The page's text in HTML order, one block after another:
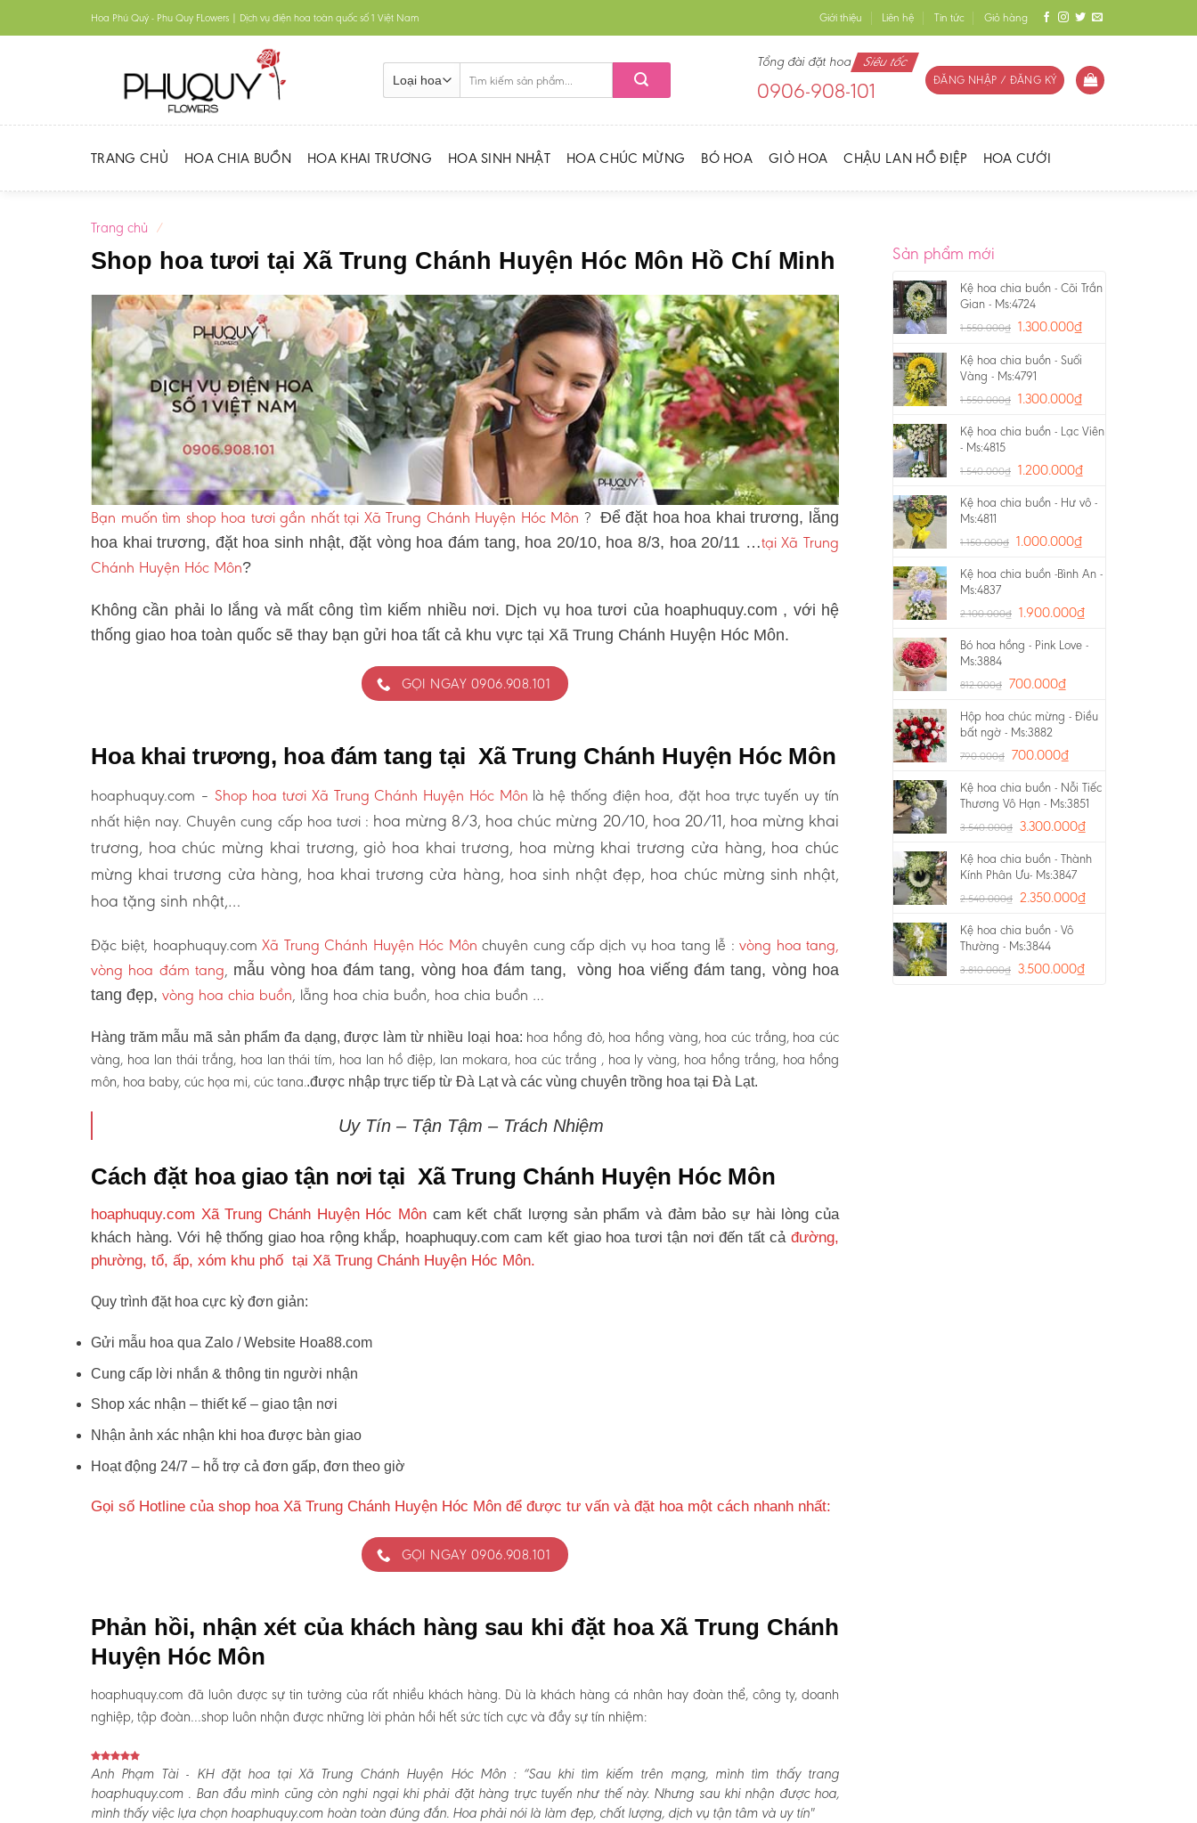
to
Hoa Phú Quý - Phu Quy FLowers | Dịch vụ điện hoa toàn quốc số 1 Việt Nam Giới thiệu Liên hệ Tin tức Giỏ hàng
kiếm:
Tổng đài đặt hoa Siêu tốc
0906-908-101 ĐĂNG NHẬP / ĐĂNG KÝ
TRANG CHỦ HOA CHIA BUỒN HOA KHAI TRƯƠNG HOA SINH NHẬT HOA CHÚC MỪNG BÓ HOA GIỎ HOA CHẬU LAN HỒ ĐIỆP HOA CƯỚI
Trang chủ /
Shop hoa tươi tại Xã Trung Chánh Huyện Hóc Môn Hồ Chí Minh
Bạn muốn tìm shop hoa tươi gần nhất tại Xã Trung Chánh Huyện Hóc Môn ?Để đặt hoa hoa khai trương, lẵng
hoa khai trương, đặt hoa sinh nhật, đặt vòng hoa đám tang, hoa 20/10, hoa 8/3, hoa 20/11 …tại Xã Trung
Chánh Huyện Hóc Môn?
Không cần phải lo lắng và mất công tìm kiếm nhiều nơi. Dịch vụ hoa tươi của hoaphuquy.com , với hệ
thống giao hoa toàn quốc sẽ thay bạn gửi hoa tất cả khu vực tại Xã Trung Chánh Huyện Hóc Môn.
GỌI NGAY 0906.908.101
Hoa khai trương, hoa đám tang tại Xã Trung Chánh Huyện Hóc Môn
hoaphuquy.com – Shop hoa tươi Xã Trung Chánh Huyện Hóc Môn là hệ thống điện hoa, đặt hoa trực tuyến uy tín
nhất hiện nay. Chuyên cung cấp hoa tươi : hoa mừng 8/3, hoa chúc mừng 20/10, hoa 20/11, hoa mừng khai
trương, hoa chúc mừng khai trương, giỏ hoa khai trương, hoa mừng khai trương cửa hàng, hoa chúc
mừng khai trương cửa hàng, hoa khai trương cửa hàng, hoa sinh nhật đẹp, hoa chúc mừng sinh nhật,
hoa tặng sinh nhật,…
Đặc biệt, hoaphuquy.com Xã Trung Chánh Huyện Hóc Môn chuyên cung cấp dịch vụ hoa tang lễ :vòng hoa tang,
vòng hoa đám tang, mẫu vòng hoa đám tang, vòng hoa đám tang, vòng hoa viếng đám tang, vòng hoa
tang đẹp, vòng hoa chia buồn, lẵng hoa chia buồn, hoa chia buồn …
Hàng trăm mẫu mã sản phẩm đa dạng, được làm từ nhiều loại hoa: hoa hồng đỏ, hoa hồng vàng, hoa cúc trắng, hoa cúc
vàng, hoa lan thái trắng, hoa lan thái tím, hoa lan hồ điệp, lan mokara, hoa cúc trắng , hoa ly vàng, hoa hồng trắng, hoa hồng
môn, hoa baby, cúc họa mi, cúc tana..được nhập trực tiếp từ Đà Lạt và các vùng chuyên trồng hoa tại Đà Lạt.
Uy Tín – Tận Tậm – Trách Nhiệm
Cách đặt hoa giao tận nơi tại Xã Trung Chánh Huyện Hóc Môn
hoaphuquy.com Xã Trung Chánh Huyện Hóc Môn cam kết chất lượng sản phẩm và đảm bảo sự hài lòng của
khách hàng. Với hệ thống giao hoa rộng khắp, hoaphuquy.com cam kết giao hoa tươi tận nơi đến tất cả đường,
phường, tổ, ấp, xóm khu phố tại Xã Trung Chánh Huyện Hóc Môn.
Quy trình đặt hoa cực kỳ đơn giản:
Gửi mẫu hoa qua Zalo / Website Hoa88.com
Cung cấp lời nhắn & thông tin người nhận
Shop xác nhận – thiết kế – giao tận nơi
Nhận ảnh xác nhận khi hoa được bàn giao
Hoạt động 24/7 – hỗ trợ cả đơn gấp, đơn theo giờ
Gọi số Hotline của shop hoa Xã Trung Chánh Huyện Hóc Môn để được tư vấn và đặt hoa một cách nhanh nhất:
GỌI NGAY 0906.908.101
Phản hồi, nhận xét của khách hàng sau khi đặt hoa Xã Trung Chánh
Huyện Hóc Môn
hoaphuquy.com đã luôn được sự tin tưởng của rất nhiều khách hàng. Dù là khách hàng cá nhân hay đoàn thể, công ty, doanh
nghiệp, tập đoàn…shop luôn nhận được những lời phản hồi hết sức tích cực và đầy sự tín nhiệm:
Anh Phạm Tài - KH đặt hoa tại Xã Trung Chánh Huyện Hóc Môn :“Sau khi tìm kiếm trên mạng, mình tìm thấy trang
hoaphuquy.com . Ban đầu mình cũng còn nghi ngại khi phải đặt hàng trực tuyến như thế này. Nhưng sau khi nhận được hoa,
mình thấy việc lựa chọn hoaphuquy.com hoàn toàn đúng đắn. Hoa phải nói là làm đẹp, chất lượng, dịch vụ tận tâm và uy tín"
Sản phẩm mới
Kệ hoa chia buồn - Cõi Trần
Gian - Ms:4724
1.550.000₫ 1.300.000₫
Kệ hoa chia buồn - Suối
Vàng - Ms:4791
1.550.000₫ 1.300.000₫
Kệ hoa chia buồn - Lạc Viên
- Ms:4815
1.540.000₫ 1.200.000₫
Kệ hoa chia buồn - Hư vô -
Ms:4811
1.150.000₫ 1.000.000₫
Kệ hoa chia buồn -Bình An -
Ms:4837
2.100.000₫ 1.900.000₫
Bó hoa hồng - Pink Love -
Ms:3884
812.000₫ 700.000₫
Hộp hoa chúc mừng - Điều
bất ngờ - Ms:3882
790.000₫ 700.000₫
Kệ hoa chia buồn - Nỗi Tiếc
Thương Vô Hạn - Ms:3851
3.540.000₫ 3.300.000₫
Kệ hoa chia buồn - Thành
Kính Phân Ưu- Ms:3847
2.540.000₫ 2.350.000₫
Kệ hoa chia buồn - Vô
Thường - Ms:3844
3.810.000₫ 3.500.000₫